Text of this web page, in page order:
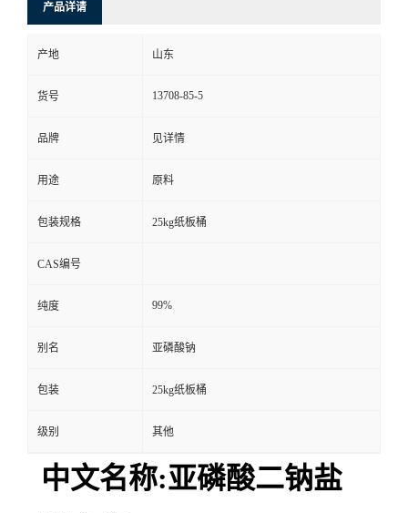
产品详请
产地 山东
货号 13708-85-5
品牌 见详情
用途 原料
包装规格 25kg纸板桶
CAS编号
纯度 99%
别名 亚磷酸钠
包装 25kg纸板桶
级别 其他
中文名称:亚磷酸二钠盐